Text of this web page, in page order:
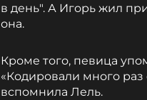
в день". А Игорь жил
она.
Кроме того, певица
«Кодировали много
вспомнила Лель.